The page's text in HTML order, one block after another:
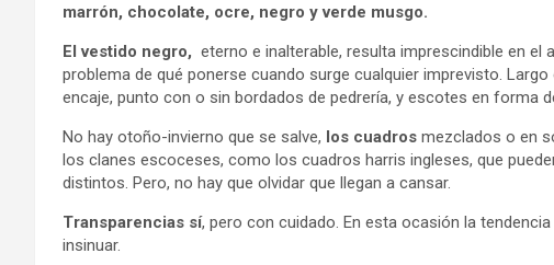
marrón, chocolate, ocre, negro y verde musgo.
El vestido negro, eterno e inalterable, resulta imprescindible en el
problema de qué ponerse cuando surge cualquier imprevisto.
encaje, punto con o sin bordados de pedrería, y escotes en forma
No hay otoño-invierno que se salve, los cuadros mezclados o en
los clanes escoceses, como los cuadros harris ingleses, que
distintos. Pero, no hay que olvidar que llegan a cansar.
Transparencias sí, pero con cuidado. En esta ocasión la
insinuar.